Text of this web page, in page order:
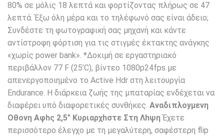
80% σε μόλις 18 λεπτά και φορτίζοντας πλήρως σε 47
λεπτά. Έξω όλη μέρα και το τηλέφωνό σας είναι άδειο;
Συνδέστε τη φωτογραφική σας μηχανή και κάντε
αντίστροφη φόρτιση για τις στιγμές έκτακτης ανάγκης
«χωρίς power bank». *Δοκιμή σε εργαστηριακό
περιβάλλον 77 F (25’C), βίντεο 1080p24fps με
απενεργοποιημένο το Active Hdr στη λειτουργία
Endurance. Η διάρκεια ζωής της μπαταρίας ενδέχεται να
διαφέρει υπό διαφορετικές συνθήκες. Αναδιπλοyμενη
Οθoνη Αφhς 2,5″ Κυριαρχhστε Στη ΛhψηΈχετε
περισσότερο έλεγχο με τη μεγαλύτερη, σαφέστερη flip